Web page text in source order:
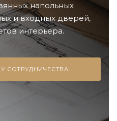
напольных
и входных дверей,
интерьера.
СОТРУДНИЧЕСТВА